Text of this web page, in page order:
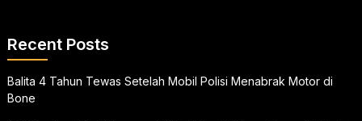
Recent Posts
Balita 4 Tahun Tewas Setelah Mobil Polisi Menabrak Motor di
Bone